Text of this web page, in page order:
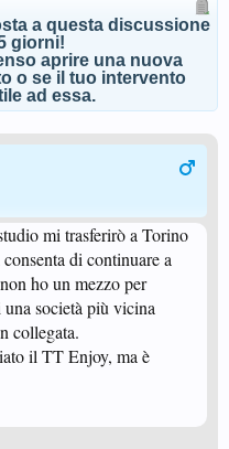
a questa discussione
giorni!
aprire una nuova
o se il tuo intervento
ad essa.
mi trasferirò a Torino
di continuare a
ho un mezzo per
società più vicina
collegata.
il TT Enjoy, ma è